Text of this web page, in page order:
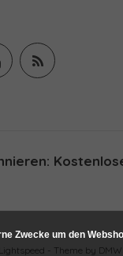
Lightspeed - Theme by
Zwecke um den